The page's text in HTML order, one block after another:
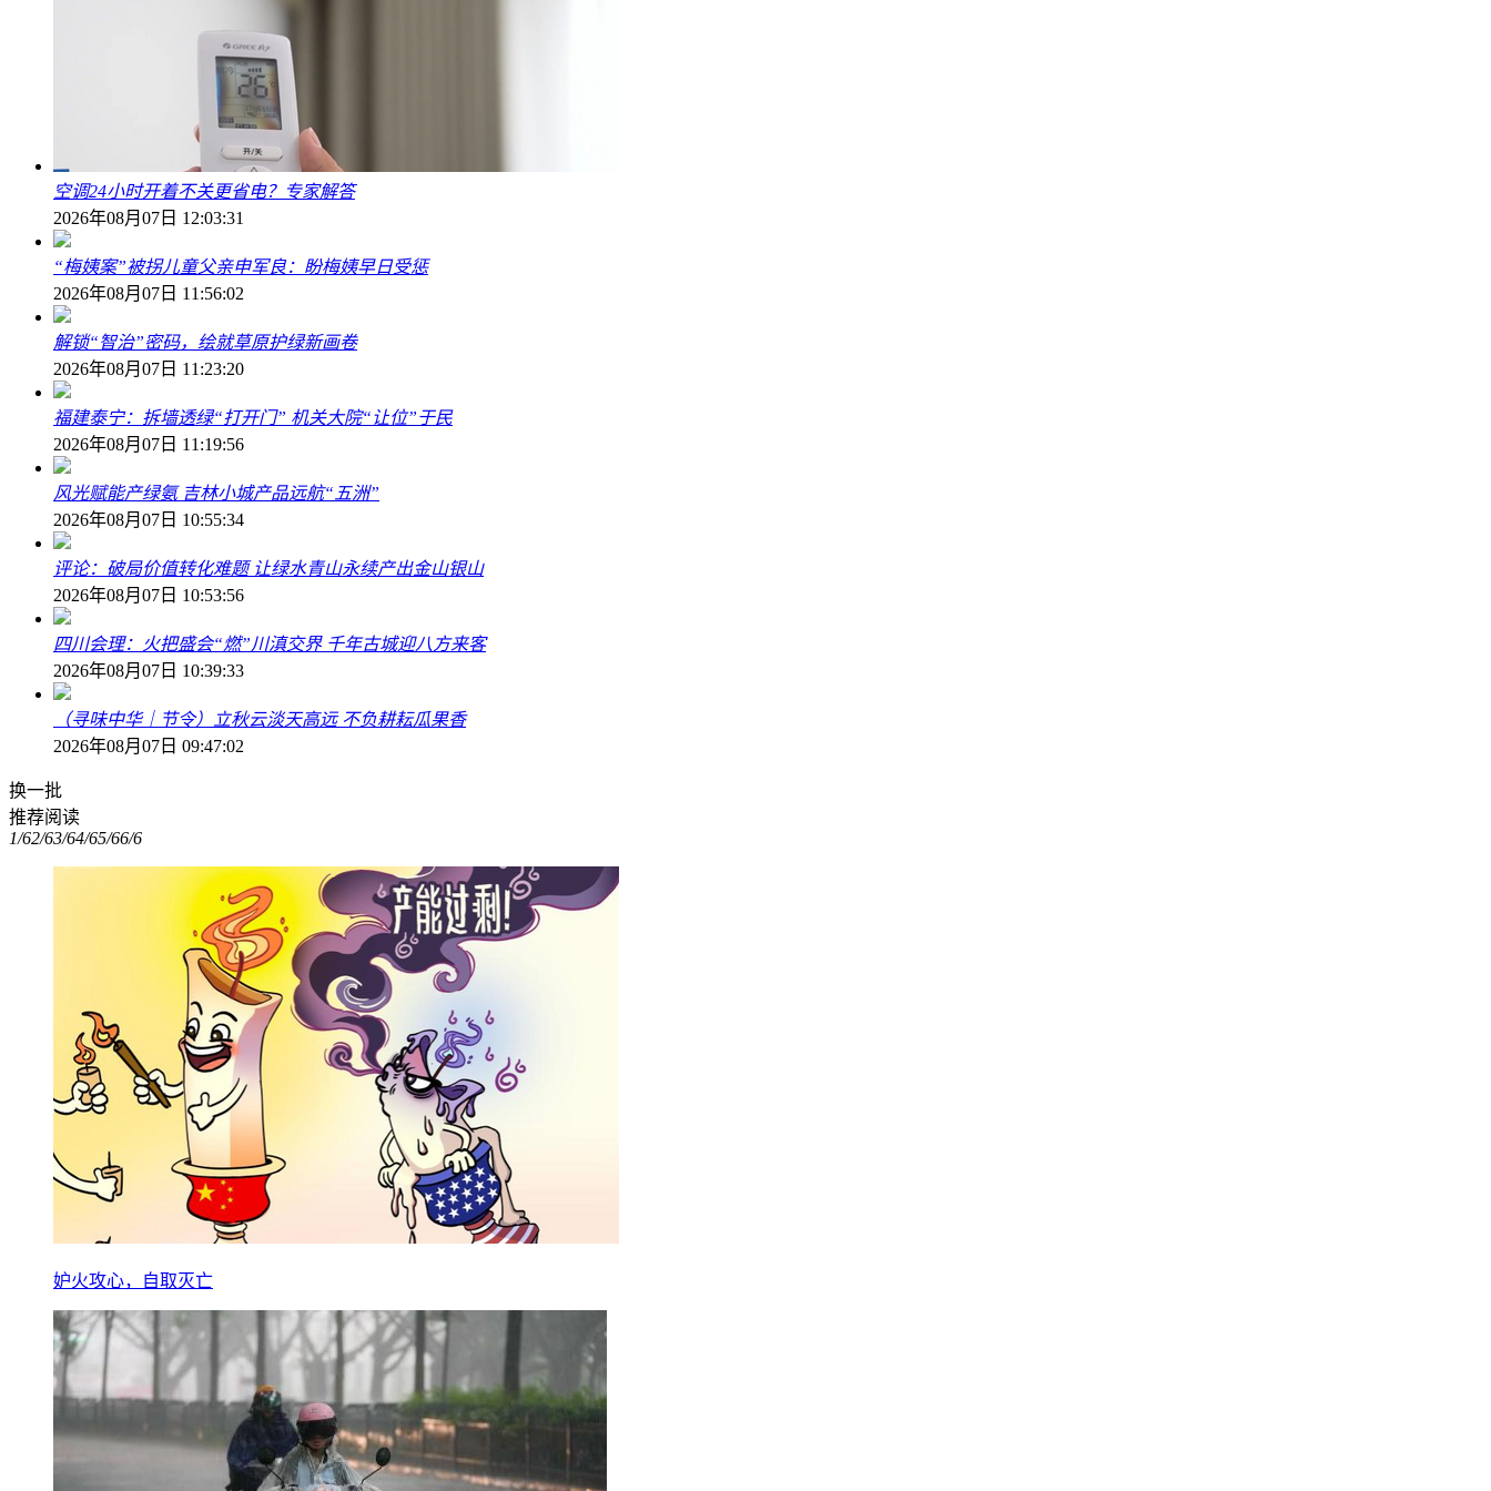
空调24小时开着不关更省电？专家解答
2026年08月07日 12:03:31
“梅姨案”被拐儿童父亲申军良：盼梅姨早日受惩
2026年08月07日 11:56:02
解锁“智治”密码，绘就草原护绿新画卷
2026年08月07日 11:23:20
福建泰宁：拆墙透绿“打开门” 机关大院“让位”于民
2026年08月07日 11:19:56
风光赋能产绿氨 吉林小城产品远航“五洲”
2026年08月07日 10:55:34
评论：破局价值转化难题 让绿水青山永续产出金山银山
2026年08月07日 10:53:56
四川会理：火把盛会“燃”川滇交界 千年古城迎八方来客
2026年08月07日 10:39:33
（寻味中华｜节令）立秋云淡天高远 不负耕耘瓜果香
2026年08月07日 09:47:02
换一批
推荐阅读
1/62/63/64/65/66/6
妒火攻心，自取灭亡